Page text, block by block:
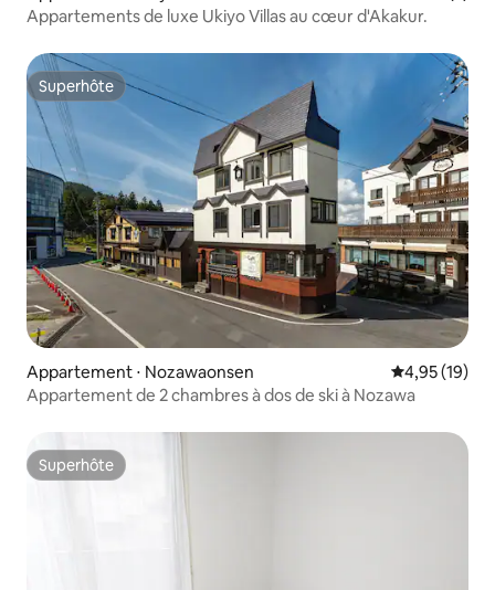
Appartements de luxe Ukiyo Villas au cœur d'Akakur.
Superhôte
Superhôte
Appartement ⋅ Nozawaonsen Évaluation
4,95 (19)
Appartement de 2 chambres à dos de ski à Nozawa
Superhôte
Superhôte